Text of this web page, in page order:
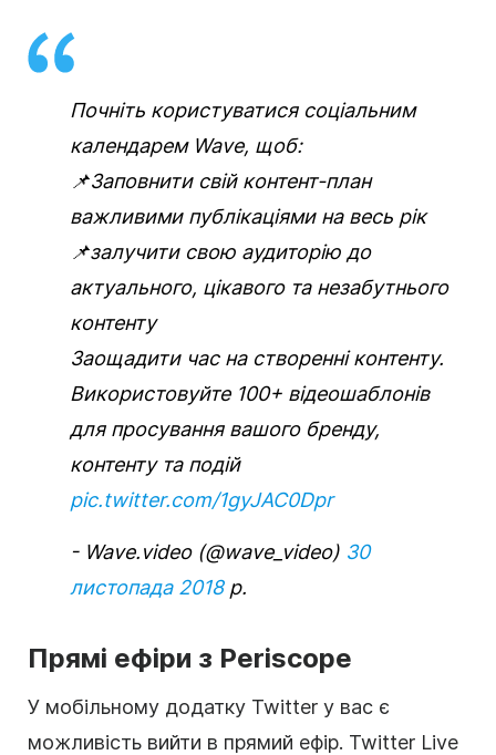
Почніть користуватися соціальним
календарем Wave, щоб:
📌Заповнити свій контент-план
важливими публікаціями на весь рік
📌залучити свою аудиторію до
актуального, цікавого та незабутнього
контенту
Заощадити час на створенні контенту.
Використовуйте 100+ відеошаблонів
для просування вашого бренду,
контенту та подій
pic.twitter.com/1gyJAC0Dpr
- Wave.video(@wave_video) 30
листопада 2018р.
Прямі ефіри з Periscope
У мобільному додатку Twitter у вас є
можливість вийти в прямий ефір. Twitter Live